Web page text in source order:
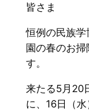
皆さま
恒例の民族学
園の春のお
す。
来たる5月20
に、16日（水